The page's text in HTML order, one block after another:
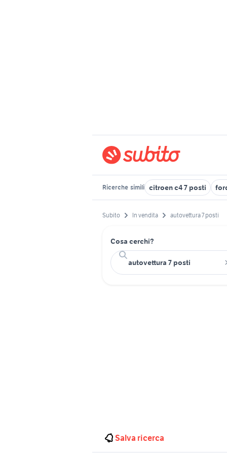
Ricerche simili citroen c4 7 posti
Subito In vendita autovettura 7 posti
Cosa cerchi?
Salva ricerca